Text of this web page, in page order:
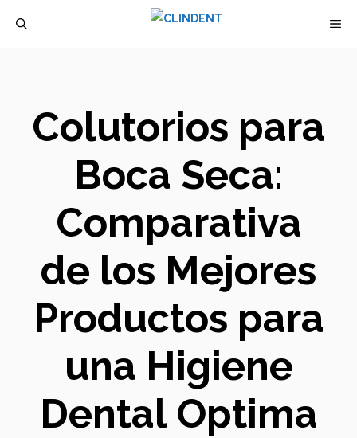
Colutorios para
Boca Seca:
Comparativa
de los Mejores
Productos para
una Higiene
Dental Optima